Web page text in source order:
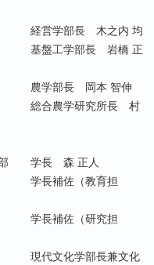
之内 均
岩橋 正
本 智伸
所長 村
学長 森 正人
教育担
研究担
長兼文化